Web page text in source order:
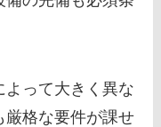
よって大きく異な
厳格な要件が課せ